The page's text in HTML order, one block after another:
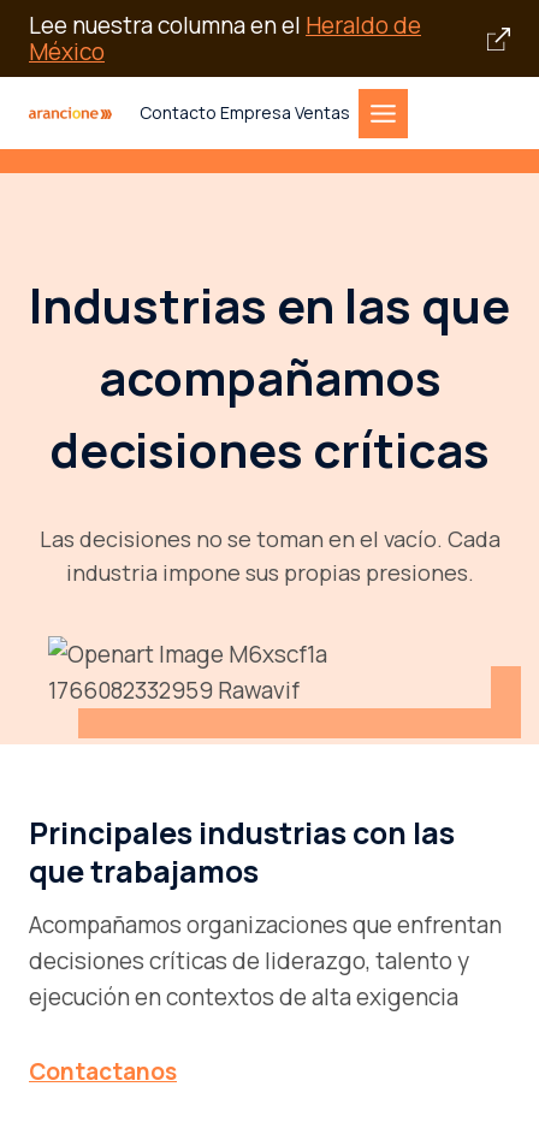
Lee nuestra columna en el Heraldo de
México
contenido
Contacto Empresa Ventas
Industrias en las que
acompañamos
decisiones críticas
Las decisiones no se toman en el vacío. Cada
industria impone sus propias presiones.
Principales industrias con las
que trabajamos
Acompañamos organizaciones que enfrentan
decisiones críticas de liderazgo, talento y
ejecución en contextos de alta exigencia
Contactanos